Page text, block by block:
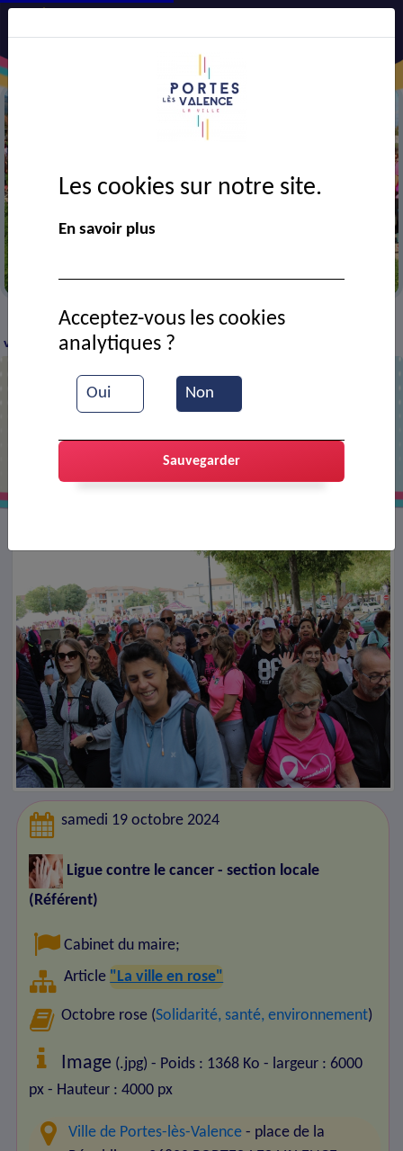
> VIE MUNICIPALE > Ressources documentaires
ville en rose
samedi 19 octobre 2024
Ligue contre le cancer - section locale
(Référent)
Cabinet du maire;
Article "La ville en rose"
Octobre rose (Solidarité, santé, environnement)
Image (.jpg) - Poids : 1368 Ko - largeur : 6000
px - Hauteur : 4000 px
Ville de Portes-lès-Valence - place de la
Les cookies sur notre site.
En savoir plus
Oui Non
Acceptez-vous les cookies
analytiques ?
Sauvegarder